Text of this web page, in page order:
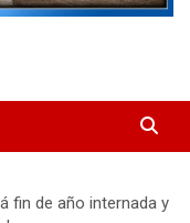
fin de año internada y